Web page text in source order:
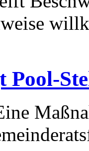
Pool-